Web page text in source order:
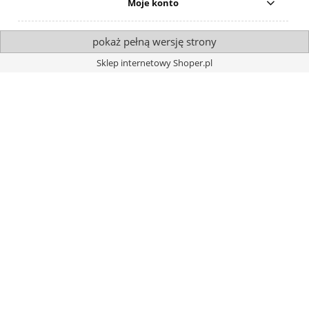
Moje konto
pokaż pełną wersję strony
Sklep internetowy Shoper.pl